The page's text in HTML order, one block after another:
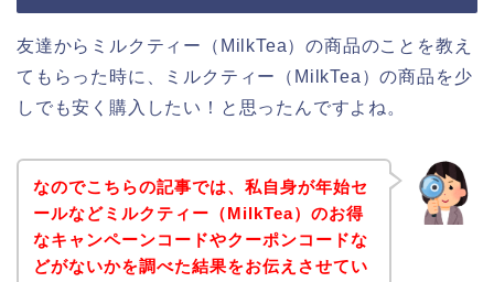
友達からミルクティー（MilkTea）の商品のことを教え
てもらった時に、ミルクティー（MilkTea）の商品を少
しでも安く購入したい！と思ったんですよね。
なのでこちらの記事では、私自身が年始セ
ールなどミルクティー（MilkTea）のお得
なキャンペーンコードやクーポンコードな
どがないかを調べた結果をお伝えさせてい